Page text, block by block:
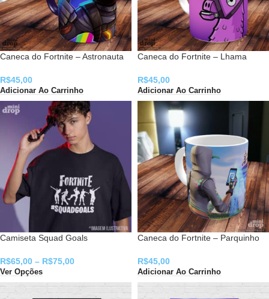
Caneca do Fortnite – Astronauta
R$45,00
Adicionar Ao Carrinho
Caneca do Fortnite – Lhama
R$45,00
Adicionar Ao Carrinho
Camiseta Squad Goals
R$65,00 – R$75,00
Ver Opções
Caneca do Fortnite – Parquinho
R$45,00
Adicionar Ao Carrinho